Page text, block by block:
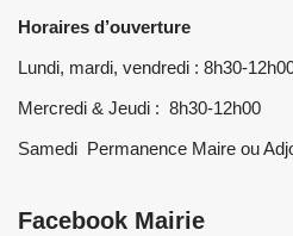
Horaires d’ouverture
Lundi, mardi, vendredi : 8h30-
Mercredi & Jeudi : 8h30-12h00
Samedi Permanence Maire ou
Facebook Mairie